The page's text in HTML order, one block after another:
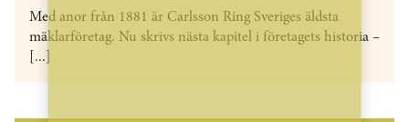
Med anor från 1881 är Carlsson Ring Sveriges äldsta
mäklarföretag. Nu skrivs nästa kapitel i företagets historia –
[...]